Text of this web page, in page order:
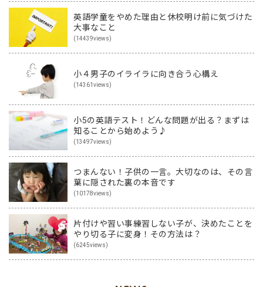
英語学童をやめた理由と休校明け前に気づけた
大事なこと
(14439views)
小４男子のイライラに向き合う心構え
(14361views)
小5の英語テスト！どんな問題が出る？まずは
知ることから始めよう♪
(13497views)
つまんない！子供の一言。大切なのは、その言
葉に隠された裏の本音です
(10178views)
片付けや習い事練習しない子が、決めたことを
やり切る子に変身！その方法は？
(6245views)